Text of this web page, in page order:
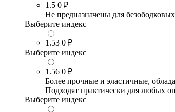
1.5 0 ₽
Не предназначены для
Выберите индекс
1.53 0 ₽
Выберите индекс
1.56 0 ₽
Более прочные и эластичные,
Подходят практически для любых
Выберите индекс